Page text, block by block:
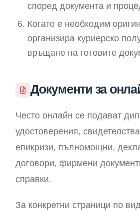
според документа и
Когато е необходим
организира куриерско
връщане на готовите
Документи за
Често онлайн се подават
удостоверения,
епикризи, пълномощни,
договори, фирмени
справки.
За конкретни страници по